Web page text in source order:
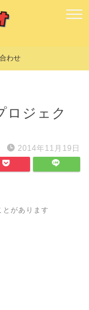
わせ
ロジェク
2014年11月19日
があります